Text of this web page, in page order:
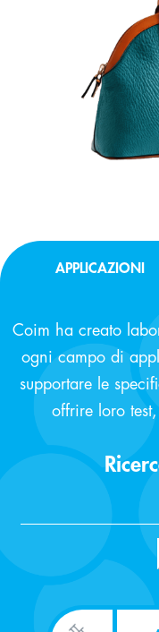
APPLICAZIONI
Coim ha creato
ogni campo di
supportare le
offrire loro